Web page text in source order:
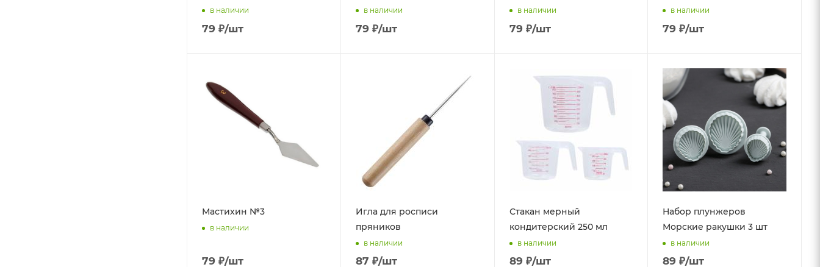
в наличии
79 ₽/шт
в наличии
79 ₽/шт
в наличии
79 ₽/шт
в наличии
79 ₽/шт
Мастихин №3
в наличии
79 ₽/шт
Игла для росписи
пряников
в наличии
87 ₽/шт
Стакан мерный
кондитерский 250 мл
в наличии
89 ₽/шт
Набор плунжеров
Морские ракушки 3 шт
в наличии
89 ₽/шт